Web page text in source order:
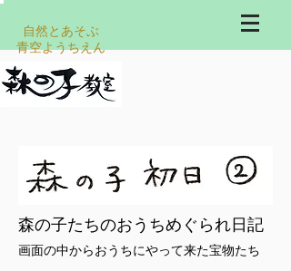
自然とあそぶ
​青空ようちえん
森の子たちのおうちめぐられ日記
画面の中からおうちにやって来た宝物たち